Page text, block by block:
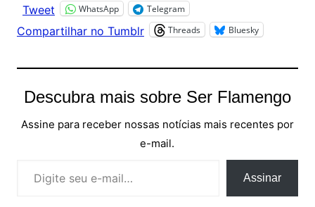
Tweet WhatsApp Telegram
Compartilhar no Tumblr Threads Bluesky
Descubra mais sobre Ser Flamengo
Assine para receber nossas notícias mais recentes por
e-mail.
Assinar